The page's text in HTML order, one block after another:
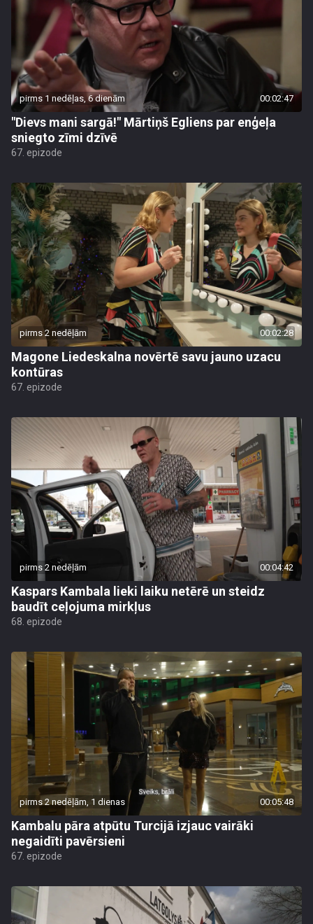
pirms 1 nedēļas, 6 dienām 00:02:47
"Dievs mani sargā!" Mārtiņš Egliens par enģeļa
sniegto zīmi dzīvē
67. epizode
pirms 2 nedēļām 00:02:28
Magone Liedeskalna novērtē savu jauno uzacu
kontūras
67. epizode
pirms 2 nedēļām 00:04:42
Kaspars Kambala lieki laiku netērē un steidz
baudīt ceļojuma mirkļus
68. epizode
pirms 2 nedēļām, 1 dienas 00:05:48
Kambalu pāra atpūtu Turcijā izjauc vairāki
negaidīti pavērsieni
67. epizode